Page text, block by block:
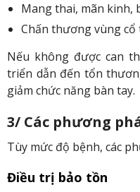
Mang thai, mãn kinh,
Chấn thương vùng cổ
Nếu không được can
triển dẫn đến tổn
giảm chức năng bàn tay.
3/ Các phương
Tùy mức độ bệnh, các
Điều trị bảo tồn